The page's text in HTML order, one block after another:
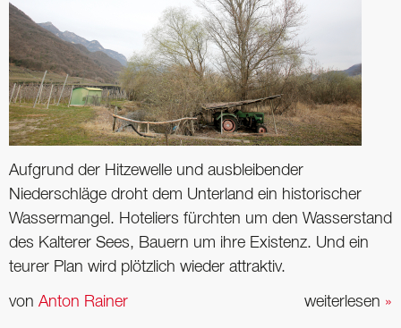
Aufgrund der Hitzewelle und ausbleibender
Niederschläge droht dem Unterland ein historischer
Wassermangel. Hoteliers fürchten um den Wasserstand
des Kalterer Sees, Bauern um ihre Existenz. Und ein
teurer Plan wird plötzlich wieder attraktiv.
weiterlesen »
von Anton Rainer